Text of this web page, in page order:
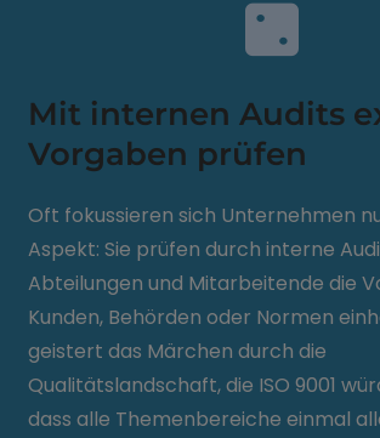
Mit internen Audits
Vorgaben prüfen
Oft fokussieren sich Unternehmen
Aspekt: Sie prüfen durch interne
Abteilungen und Mitarbeitende die
Kunden, Behörden oder Normen
geistert das Märchen durch die
Qualitätslandschaft, die ISO 9001
dass alle Themenbereiche einmal